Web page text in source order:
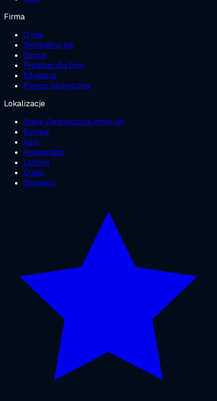
Firma
O nas
Skontaktuj się
Opinie
Program dla firm
Edukacja
Pomoc techniczna
Lokalizacje
Stany Zjednoczone Ameryki
Europa
Azja
Amsterdam
Londyn
Dubaj
Singapur